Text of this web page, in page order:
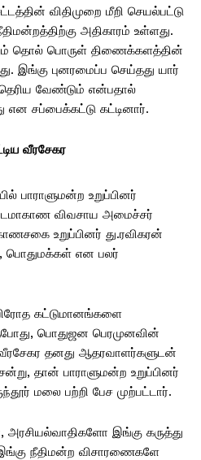
விதிமுறை மீறி செயல்பட்டு
அதிகாரம் உள்ளது.
தொல் பொருள் திணைக்களத்தின்
இங்கு புனரமைப்ப செய்தது யார்
தெரிய வேண்டும் என்பதால்
என சப்பைக்கட்டு கட்டினார்.
வீரசேகர
பாராளுமன்ற உறுப்பினர்
விவசாய அமைச்சர்
உறுப்பினர் து.ரவிகரன்
பொதுமக்கள் என பலர்
கட்டுமானங்களை
பொதுஜன பெரமுனவின்
வீரசேகர தனது ஆதரவாளர்களுடன்
தான் பாராளுமன்ற உறுப்பினர்
மலை பற்றி பேச முற்பட்டார்.
அரசியல்வாதிகளோ இங்கு கருத்து
இங்கு நீதிமன்ற விசாரணைகளே